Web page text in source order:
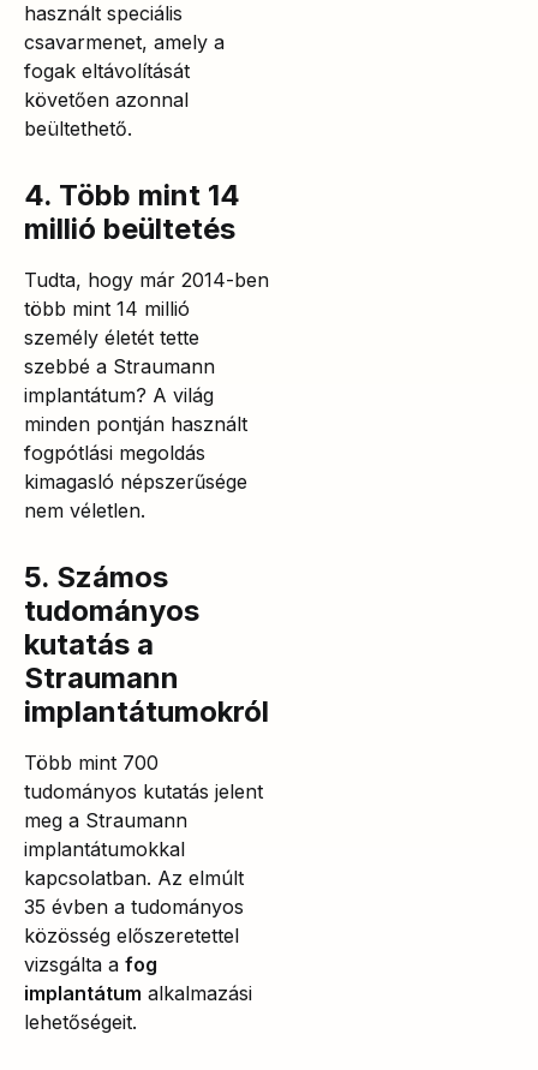
használt speciális
csavarmenet, amely a
fogak eltávolítását
követően azonnal
beültethető.
4. Több mint 14
millió beültetés
Tudta, hogy már 2014-ben
több mint 14 millió
személy életét tette
szebbé a Straumann
implantátum? A világ
minden pontján használt
fogpótlási megoldás
kimagasló népszerűsége
nem véletlen.
5. Számos
tudományos
kutatás a
Straumann
implantátumokról
Több mint 700
tudományos kutatás jelent
meg a Straumann
implantátumokkal
kapcsolatban. Az elmúlt
35 évben a tudományos
közösség előszeretettel
vizsgálta a fog
implantátum alkalmazási
lehetőségeit.